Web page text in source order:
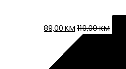
89,00 KM119,00KM